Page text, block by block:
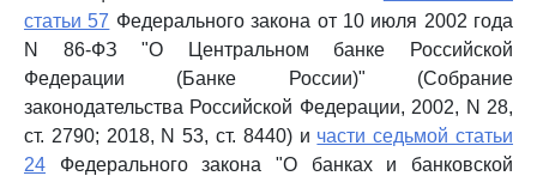
статьи 57 Федерального закона от 10 июля 2002 года
N 86-ФЗ "О Центральном банке Российской
Федерации (Банке России)" (Собрание
законодательства Российской Федерации, 2002, N 28,
ст. 2790; 2018, N 53, ст. 8440) и части седьмой статьи
24 Федерального закона "О банках и банковской